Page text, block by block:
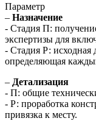
Параметр
– Назначение
- Стадия П:
экспертизы для
- Стадия Р: исходная
определяющая
– Детализация
- П: общие
- Р: проработка
привязка к месту.